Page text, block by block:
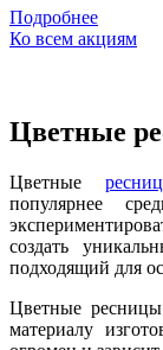
Подробнее
Ко всем акциям
Цветные
Цветные
популярнее
создать
подходящий для
Цветные
материалу